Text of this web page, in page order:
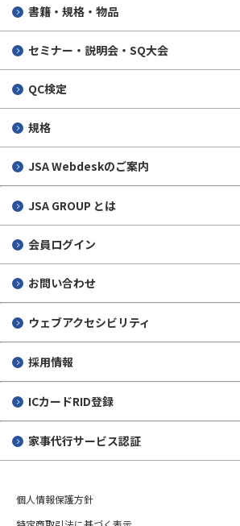
書籍・規格・物品
セミナー・説明会・SQ大会
QC検定
規格
JSA Webdeskのご案内
JSA GROUP とは
会員ログイン
お問い合わせ
ウェブアクセシビリティ
採用情報
ICカードRID登録
家事代行サービス認証
個人情報保護方針